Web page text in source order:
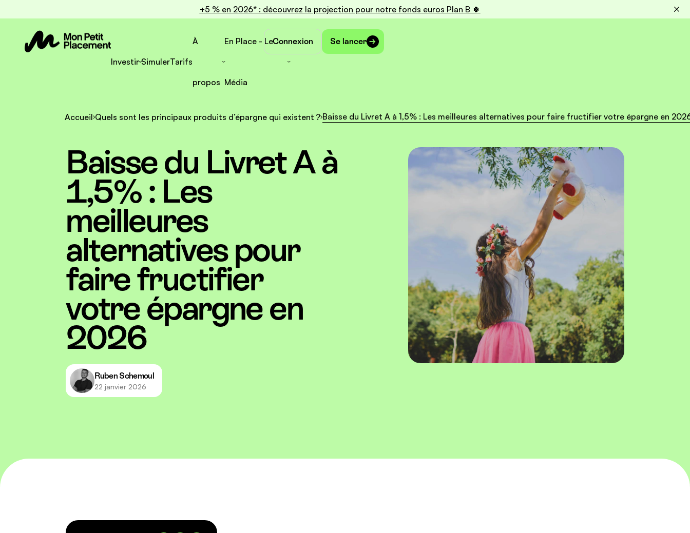
Investir SimulerTarifs
À
propos
En Place - Le
Média
Connexion Se lancer
+5 % en 2026* : découvrez la projection pour notre fonds euros Plan B 🍀
Accueil Quels sont les principaux produits d’épargne qui existent ? Baisse du Livret A à 1,5% : Les meilleures alternatives pour faire fructifier votre épargne en
Baisse du Livret A à
1,5% : Les
meilleures
alternatives pour
faire fructifier
votre épargne en
2026
Ruben Schemoul
22 janvier 2026